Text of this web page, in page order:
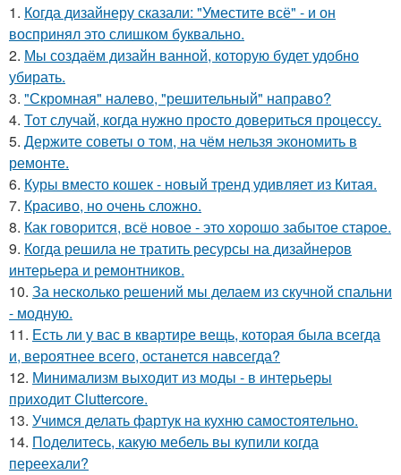
1. Когда дизайнеру сказали: "Уместите всё" - и он
воспринял это слишком буквально.
2. Мы создаём дизайн ванной, которую будет удобно
убирать.
3. "Скромная" налево, "решительный" направо?
4. Тот случай, когда нужно просто довериться процессу.
5. Держите советы о том, на чём нельзя экономить в
ремонте.
6. Куры вместо кошек - новый тренд удивляет из Китая.
7. Красиво, но очень сложно.
8. Как говорится, всё новое - это хорошо забытое старое.
9. Когда решила не тратить ресурсы на дизайнеров
интерьера и ремонтников.
10. За несколько решений мы делаем из скучной спальни
- модную.
11. Есть ли у вас в квартире вещь, которая была всегда
и, вероятнее всего, останется навсегда?
12. Минимализм выходит из моды - в интерьеры
приходит Cluttercore.
13. Учимся делать фартук на кухню самостоятельно.
14. Поделитесь, какую мебель вы купили когда
переехали?